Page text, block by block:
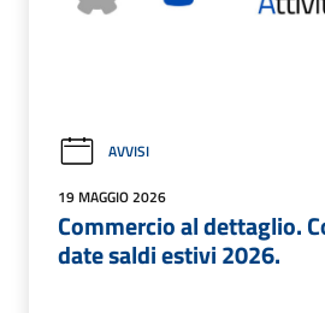
AVVISI
19 MAGGIO 2026
Commercio al dettaglio.
date saldi estivi 2026.